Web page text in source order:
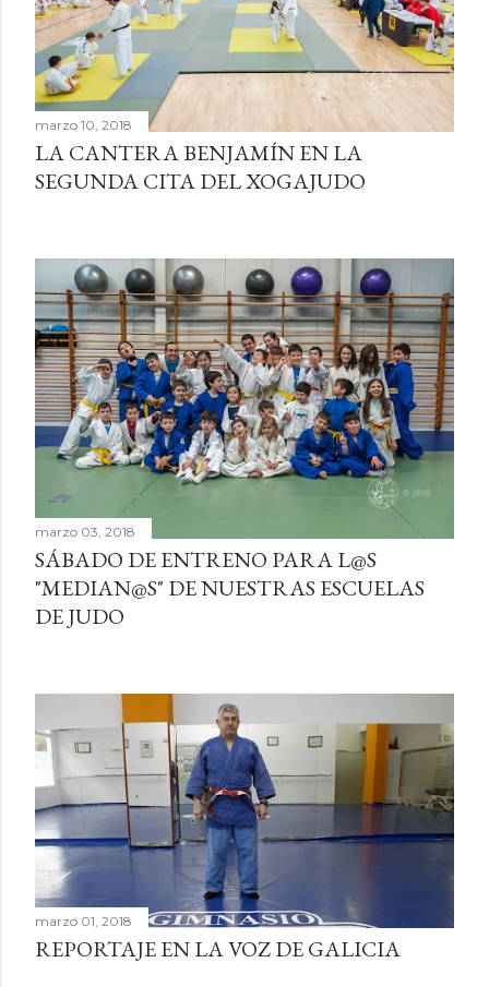
marzo 10, 2018
LA CANTERA BENJAMÍN EN LA
SEGUNDA CITA DEL XOGAJUDO
marzo 03, 2018
SÁBADO DE ENTRENO PARA L@S
"MEDIAN@S" DE NUESTRAS ESCUELAS
DE JUDO
marzo 01, 2018
REPORTAJE EN LA VOZ DE GALICIA